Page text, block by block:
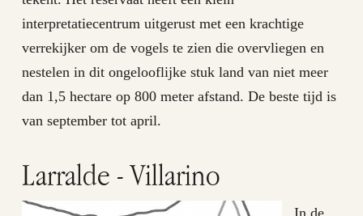
interpretatiecentrum uitgerust met een krachtige
verrekijker om de vogels te zien die overvliegen en
nestelen in dit ongelooflijke stuk land van niet meer
dan 1,5 hectare op 800 meter afstand. De beste tijd is
van september tot april.
Larralde - Villarino
In de